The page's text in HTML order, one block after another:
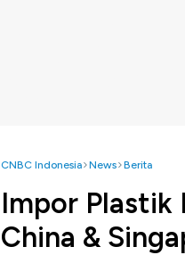
CNBC Indonesia News Berita
Impor Plastik
China &